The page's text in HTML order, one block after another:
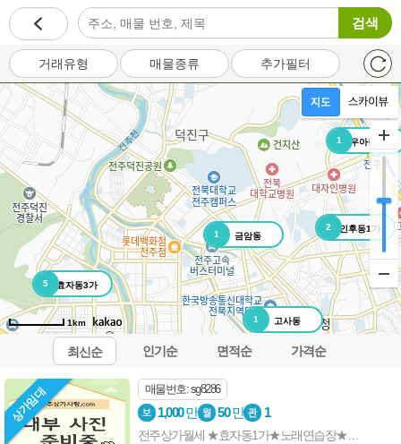
검색
거래유형 매물종류 추가필터
1 금암동
1 우아동3가
2 인후동1가
1 고사동
5 효자동3가
1km
최신순 인기순 면적순 가격순
상가임대 매물번호: sg8286
1,000만 50만 1
전주상가월세 ★효자동1가★노래연습장★무권리금
이용약관 개인정보처리방침 이메일무단수집거부
상호명 : 전주사랑방부동산 ┃ 대표자 : 전준길 ┃ 사업자등록번호 : 538-
05-01907 ┃